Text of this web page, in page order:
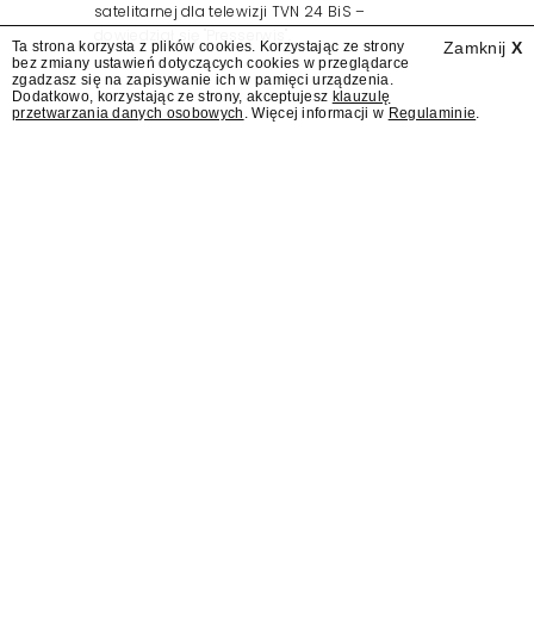
satelitarnej dla telewizji TVN 24 BiS –
dowiedział się "Presserwis".
Zamknij X
Ta strona korzysta z plików cookies. Korzystając ze strony
bez zmiany ustawień dotyczących cookies w przeglądarce
zgadzasz się na zapisywanie ich w pamięci urządzenia.
Dodatkowo, korzystając ze strony, akceptujesz klauzulę
przetwarzania danych osobowych . Więcej informacji w Regulaminie.